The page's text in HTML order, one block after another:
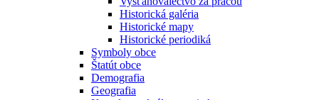
Historická galéria
Historické mapy
Historické periodiká
Symboly obce
Štatút obce
Demografia
Geografia